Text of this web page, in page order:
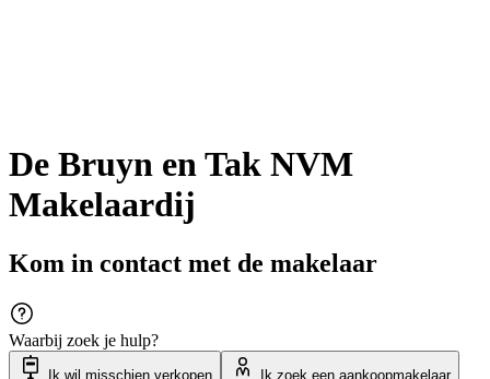
De Bruyn en Tak NVM
Makelaardij
Kom in contact met de makelaar
Waarbij zoek je hulp?
Ik wil misschien verkopen Ik zoek een aankoopmakelaar